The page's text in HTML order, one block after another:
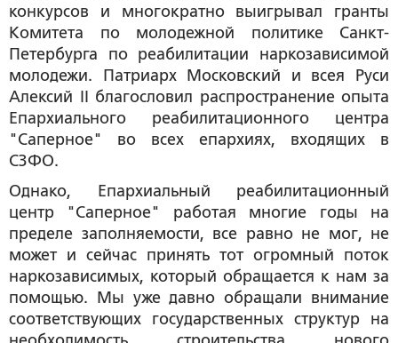
конкурсов и многократно выигрывал гранты
Комитета по молодежной политике Санкт-
Петербурга по реабилитации наркозависимой
молодежи. Патриарх Московский и всея Руси
Алексий II благословил распространение опыта
Епархиального реабилитационного центра
"Саперное" во всех епархиях, входящих в
СЗФО.
Однако, Епархиальный реабилитационный
центр "Саперное" работая многие годы на
пределе заполняемости, все равно не мог, не
может и сейчас принять тот огромный поток
наркозависимых, который обращается к нам за
помощью. Мы уже давно обращали внимание
соответствующих государственных структур на